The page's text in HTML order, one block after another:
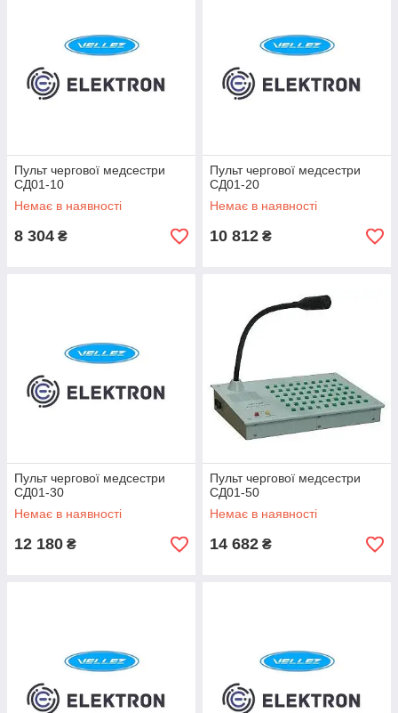
Пульт чергової медсестри
СД01-10
Немає в наявності
8 304 ₴
Пульт чергової медсестри
СД01-20
Немає в наявності
10 812 ₴
Пульт чергової медсестри
СД01-30
Немає в наявності
12 180 ₴
Пульт чергової медсестри
СД01-50
Немає в наявності
14 682 ₴